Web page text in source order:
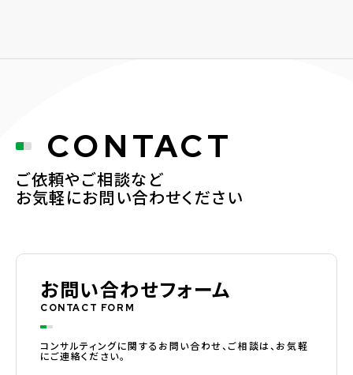
CONTACT
ご依頼やご相談など
お気軽にお問い合わせください
お問い合わせフォーム
CONTACT FORM
コンサルティングに関するお問い合わせ、ご相談は、お気軽
にご連絡ください。